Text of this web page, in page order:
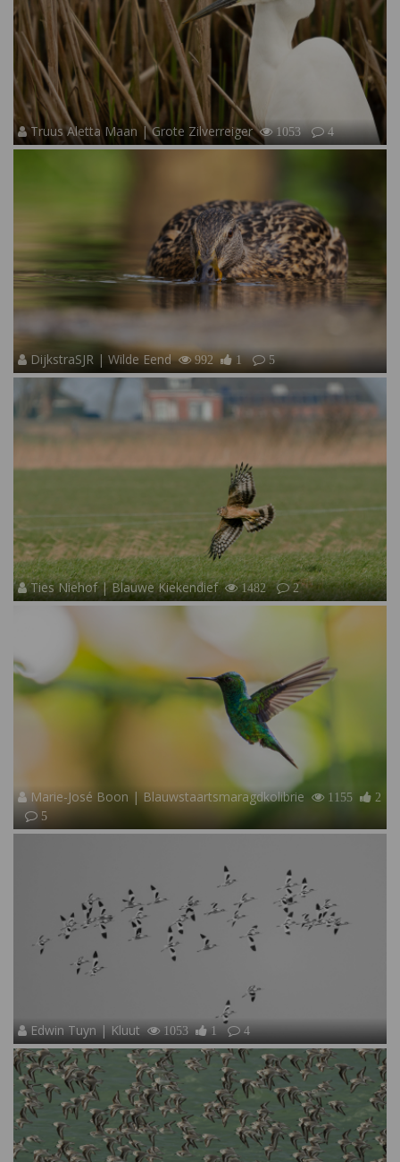
Truus Aletta Maan | Grote Zilverreiger 1053 4
DijkstraSJR | Wilde Eend 992 1 5
Ties Niehof | Blauwe Kiekendief 1482 2
Marie-José Boon | Blauwstaartsmaragdkolibrie 1155
2
5
Edwin Tuyn | Kluut 1053 1 4